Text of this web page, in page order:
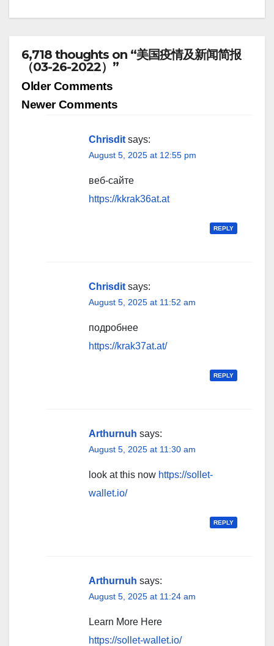
6,718 thoughts on “美国疫情及新闻简报
（03-26-2022）”
Comment
navigation
Older Comments
Newer Comments
Chrisdit says:
August 5, 2025 at 12:55 pm
веб-сайте
https://kkrak36at.at
REPLY
Chrisdit says:
August 5, 2025 at 11:52 am
подробнее
https://krak37at.at/
REPLY
Arthurnuh says:
August 5, 2025 at 11:30 am
look at this now https://sollet-
wallet.io/
REPLY
Arthurnuh says:
August 5, 2025 at 11:24 am
Learn More Here
https://sollet-wallet.io/